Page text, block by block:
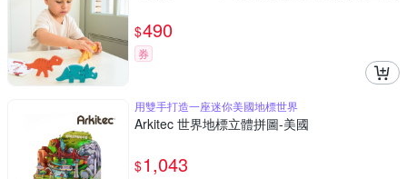
$490
券
用雙手打造一座迷你美國地標世界
Arkitec 世界地標立體拼圖-美國
$1,043